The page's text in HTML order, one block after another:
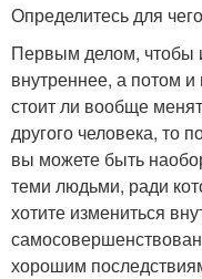
Определитесь для
Первым делом, чтобы
внутреннее, а потом
стоит ли вообще
другого человека, то
вы можете быть
теми людьми, ради
хотите измениться
хорошим